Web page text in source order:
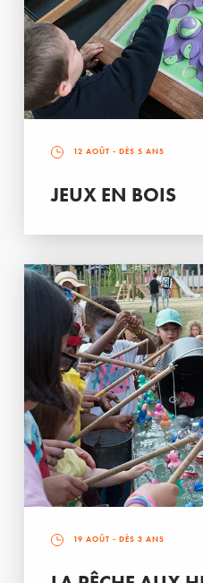
12 AOÛT - DÈS 5 ANS
JEUX EN BOIS
19 AOÛT - DÈS 3 ANS